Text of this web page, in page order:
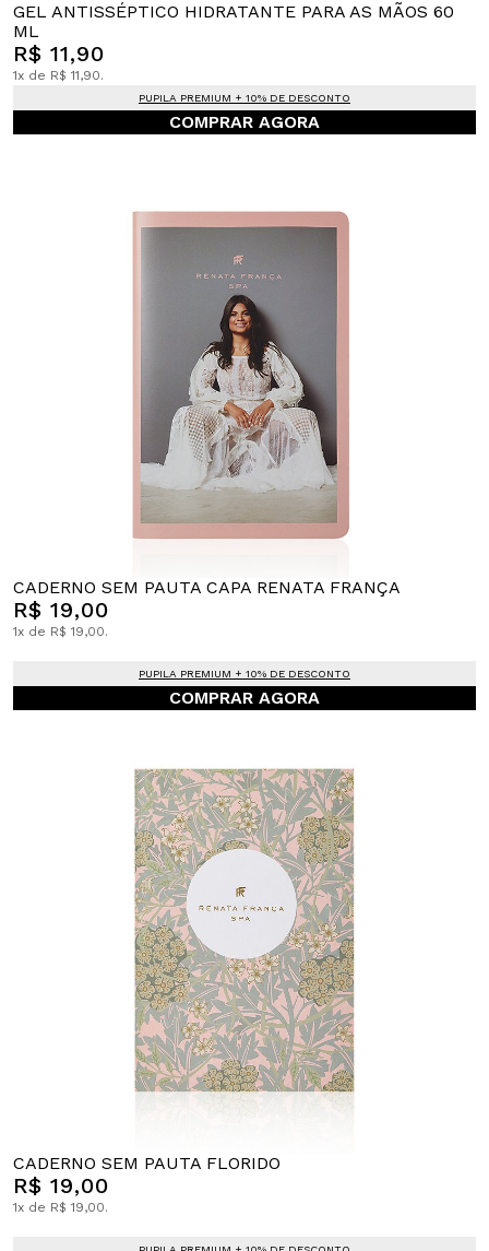
GEL ANTISSÉPTICO HIDRATANTE PARA AS MÃOS 60
ML
R$ 11,90
1x de R$ 11,90.
PUPILA PREMIUM + 10% DE DESCONTO
COMPRAR AGORA
CADERNO SEM PAUTA CAPA RENATA FRANÇA
R$ 19,00
1x de R$ 19,00.
PUPILA PREMIUM + 10% DE DESCONTO
COMPRAR AGORA
CADERNO SEM PAUTA FLORIDO
R$ 19,00
1x de R$ 19,00.